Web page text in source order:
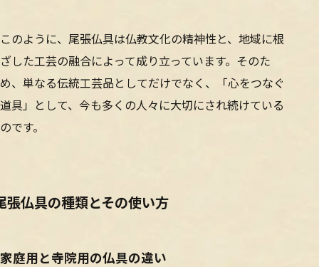
このように、尾張仏具は仏教文化の精神性と、地域に根
ざした工芸の融合によって成り立っています。そのた
め、単なる伝統工芸品としてだけでなく、「心をつなぐ
道具」として、今も多くの人々に大切にされ続けている
のです。
張仏具の種類とその使い方
家庭用と寺院用の仏具の違い